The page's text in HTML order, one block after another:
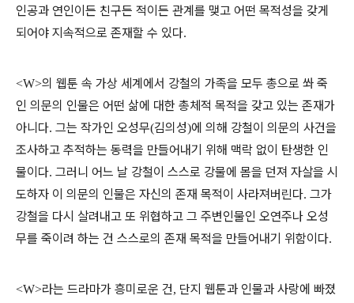
인공과 연인이든 친구든 적이든 관계를 맺고 어떤 목적성을 갖게
되어야 지속적으로 존재할 수 있다.
<W>의 웹툰 속 가상 세계에서 강철의 가족을 모두 총으로 쏴 죽
인 의문의 인물은 어떤 삶에 대한 총체적 목적을 갖고 있는 존재가
아니다. 그는 작가인 오성무(김의성)에 의해 강철이 의문의 사건을
조사하고 추적하는 동력을 만들어내기 위해 맥락 없이 탄생한 인
물이다. 그러니 어느 날 강철이 스스로 강물에 몸을 던져 자살을 시
도하자 이 의문의 인물은 자신의 존재 목적이 사라져버린다. 그가
강철을 다시 살려내고 또 위협하고 그 주변인물인 오연주나 오성
무를 죽이려 하는 건 스스로의 존재 목적을 만들어내기 위함이다.
<W>라는 드라마가 흥미로운 건, 단지 웹툰과 인물과 사랑에 빠졌